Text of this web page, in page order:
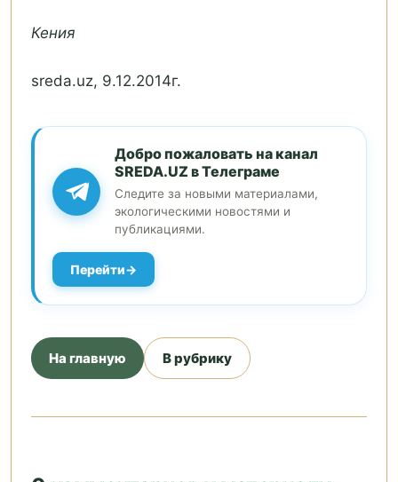
Кения
sreda.uz, 9.12.2014г.
Добро пожаловать на канал
SREDA.UZ в Телеграме
Следите за новыми материалами,
экологическими новостями и
публикациями.
Перейти
На главную В рубрику